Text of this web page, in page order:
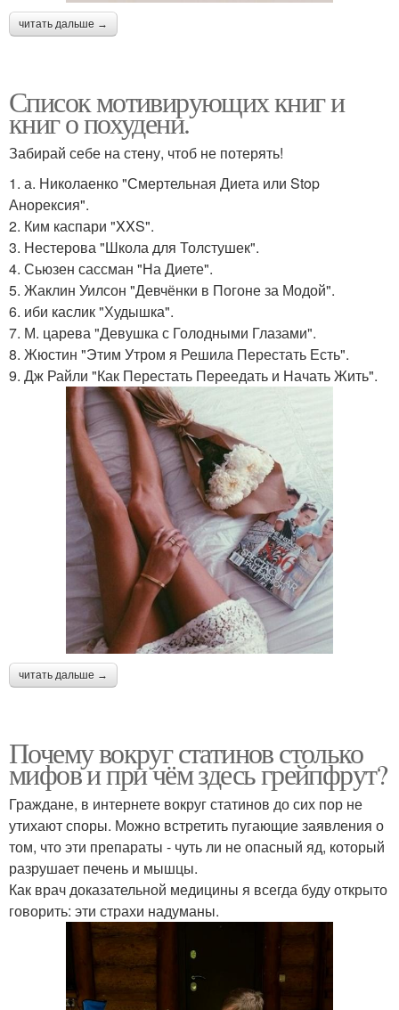
читать дальше →
Список мотивирующих книг и
книг о похудени.
Забирай себе на стену, чтоб не потерять!
1. а. Николаенко "Смертельная Диета или Stop
Анорексия".
2. Ким каспари "XXS".
3. Нестерова "Школа для Толстушек".
4. Сьюзен сассман "На Диете".
5. Жаклин Уилсон "Девчёнки в Погоне за Модой".
6. иби каслик "Худышка".
7. М. царева "Девушка с Голодными Глазами".
8. Жюстин "Этим Утром я Решила Перестать Есть".
9. Дж Райли "Как Перестать Переедать и Начать Жить".
читать дальше →
Почему вокруг статинов столько
мифов и при чём здесь грейпфрут?
Граждане, в интернете вокруг статинов до сих пор не
утихают споры. Можно встретить пугающие заявления о
том, что эти препараты - чуть ли не опасный яд, который
разрушает печень и мышцы.
Как врач доказательной медицины я всегда буду открыто
говорить: эти страхи надуманы.